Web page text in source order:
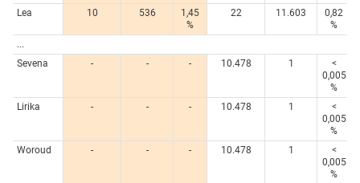
Lea
10 536
1,45
%
22 11.603
0,82
%
...
Sevena
- - - 10.478 1
<
0,005
%
Lirika
- - - 10.478 1
<
0,005
%
Woroud
- - - 10.478 1
<
0,005
%